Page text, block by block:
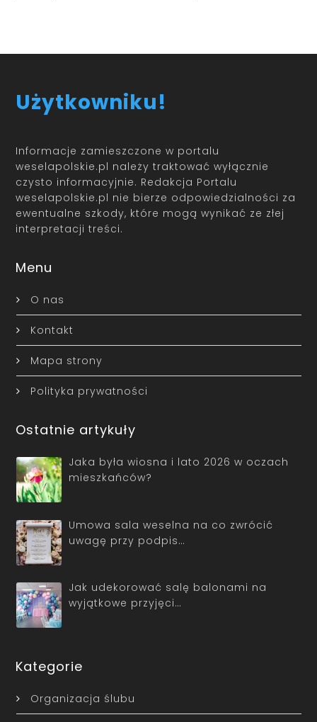
Użytkowniku!
Informacje zamieszczone w portalu
weselapolskie.pl należy traktować wyłącznie
czysto informacyjnie. Redakcja Portalu
weselapolskie.pl nie bierze odpowiedzialności za
ewentualne szkody, które mogą wynikać ze złej
interpretacji treści.
Menu
O nas
Kontakt
Mapa strony
Polityka prywatności
Ostatnie artykuły
Jaka była wiosna i lato 2026 w oczach
mieszkańców?
Umowa sala weselna na co zwrócić
uwagę przy podpis…
Jak udekorować salę balonami na
wyjątkowe przyjęci…
Kategorie
Organizacja ślubu